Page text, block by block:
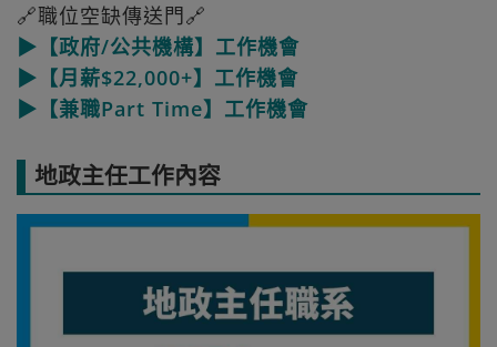
🔗職位空缺傳送門🔗
▶【政府/公共機構】工作機會
▶【月薪$22,000+】工作機會
▶【兼職Part Time】工作機會
地政主任工作內容